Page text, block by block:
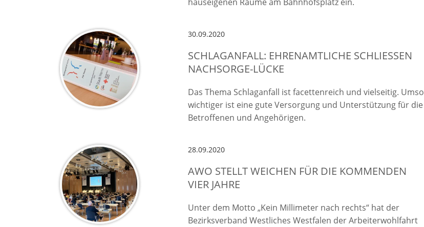
30.09.2020
SCHLAGANFALL: EHRENAMTLICHE SCHLIESSEN N
ACHSORGE-LÜCKE
Das Thema Schlaganfall ist facettenreich und vielseitig. Umso
wichtiger ist eine gute Versorgung und Unterstützung für die
Betroffenen und Angehörigen.
28.09.2020
AWO STELLT WEICHEN FÜR DIE KOMMENDEN
VIER JAHRE
Unter dem Motto „Kein Millimeter nach rechts“ hat der
Bezirksverband Westliches Westfalen der Arbeiterwohlfahrt